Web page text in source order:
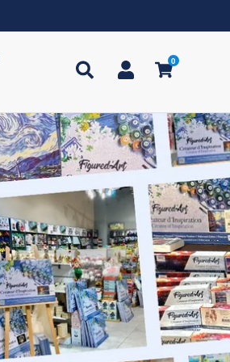
Suchen Einloggen
0